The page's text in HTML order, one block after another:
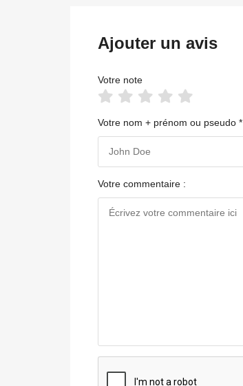
Ajouter un avis
Votre note
Votre nom + prénom ou pseudo *
Votre commentaire :